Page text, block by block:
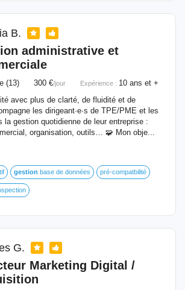
B.
administrative et
(13) 300 €/jour Expérience : 10 ans et +
avec plus de clarté, de fluidité et de
les dirigeant·e·s de TPE/PME et les
la gestion quotidienne de leur entreprise :
organisation, outils… 🧩 Mon obje...
gestion base de données pré-compatbilité
G.
Marketing Digital /